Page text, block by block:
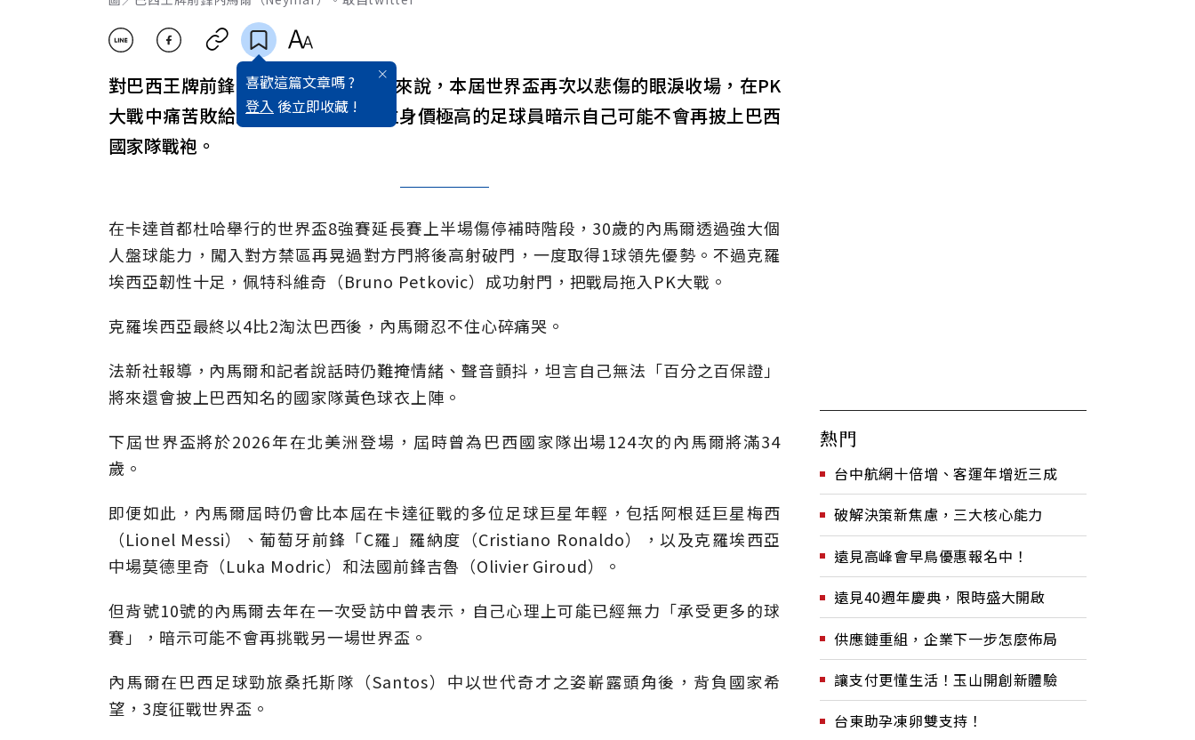
喜歡這篇文章嗎 ?
登入 後立即收藏 !
對巴西王牌前鋒內馬爾（Neymar）來說，本屆世界盃再次以悲傷的眼淚收場，在PK
大戰中痛苦敗給克羅埃西亞後，這位身價極高的足球員暗示自己可能不會再披上巴西
國家隊戰袍。
在卡達首都杜哈舉行的世界盃8強賽延長賽上半場傷停補時階段，30歲的內馬爾透過強大個
人盤球能力，闖入對方禁區再晃過對方門將後高射破門，一度取得1球領先優勢。不過克羅
埃西亞韌性十足，佩特科維奇（Bruno Petkovic）成功射門，把戰局拖入PK大戰。
克羅埃西亞最終以4比2淘汰巴西後，內馬爾忍不住心碎痛哭。
法新社報導，內馬爾和記者說話時仍難掩情緒、聲音顫抖，坦言自己無法「百分之百保證」
將來還會披上巴西知名的國家隊黃色球衣上陣。
下屆世界盃將於2026年在北美洲登場，屆時曾為巴西國家隊出場124次的內馬爾將滿34
歲。
即便如此，內馬爾屆時仍會比本屆在卡達征戰的多位足球巨星年輕，包括阿根廷巨星梅西
（Lionel Messi）、葡萄牙前鋒「C羅」羅納度（Cristiano Ronaldo），以及克羅埃西亞
中場莫德里奇（Luka Modric）和法國前鋒吉魯（Olivier Giroud）。
但背號10號的內馬爾去年在一次受訪中曾表示，自己心理上可能已經無力「承受更多的球
賽」，暗示可能不會再挑戰另一場世界盃。
內馬爾在巴西足球勁旅桑托斯隊（Santos）中以世代奇才之姿嶄露頭角後，背負國家希
望，3度征戰世界盃。
熱門
台中航網十倍增、客運年增近三成
破解決策新焦慮，三大核心能力
遠見高峰會早鳥優惠報名中！
遠見40週年慶典，限時盛大開啟
供應鏈重組，企業下一步怎麼佈局
讓支付更懂生活！玉山開創新體驗
台東助孕凍卵雙支持！